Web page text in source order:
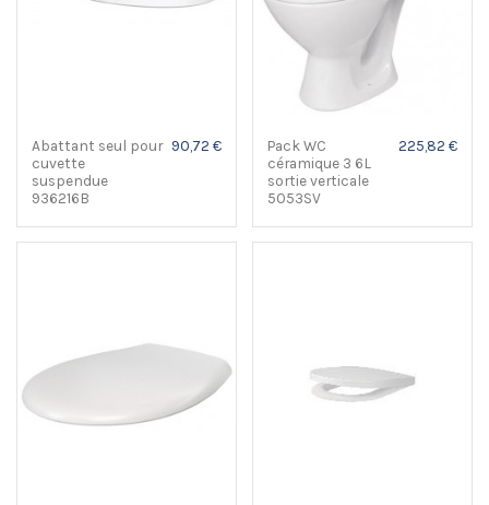
Abattant seul pour
cuvette
suspendue
936216B
90,72 €
Pack WC
céramique 3 6L
sortie verticale
5053SV
225,82 €